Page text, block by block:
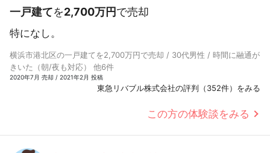
一戸建てを2,700万円で売却
特になし。
横浜市港北区の一戸建てを2,700万円で売却 / 30代男性 / 時間に融通が
きいた（朝/夜も対応） 他6件
2020年7月 売却 / 2021年2月 投稿
東急リバブル株式会社の評判（352件）をみる
この方の体験談をみる